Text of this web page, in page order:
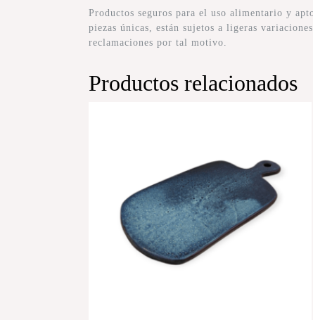
Productos seguros para el uso alimentario y
piezas únicas, están sujetos a ligeras
reclamaciones por tal motivo.
Productos relacionados